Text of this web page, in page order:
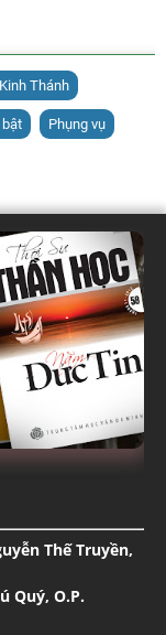
Kinh Thánh
bật Phụng vụ
Thế Truyền,
Quý, O.P.